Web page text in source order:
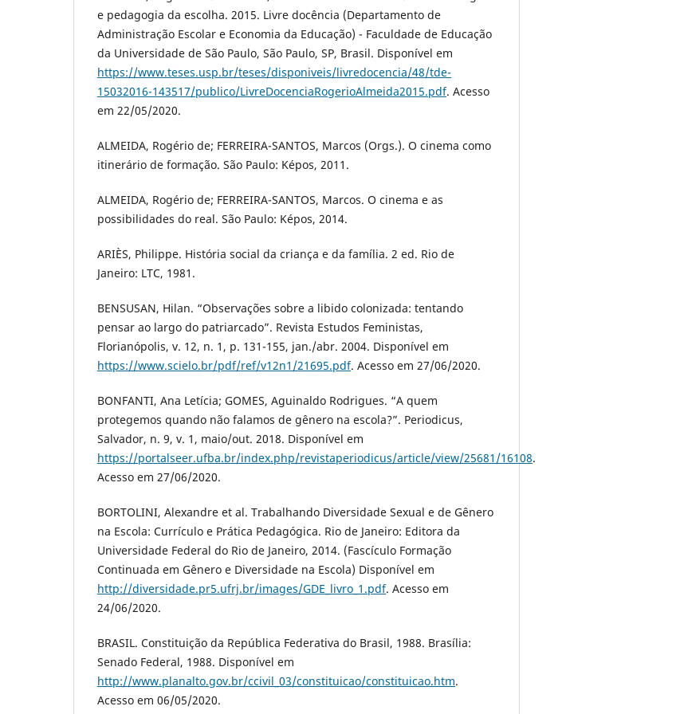
e pedagogia da escolha. 2015. Livre docência (Departamento de
Administração Escolar e Economia da Educação) - Faculdade de Educação
da Universidade de São Paulo, São Paulo, SP, Brasil. Disponível em
https://www.teses.usp.br/teses/disponiveis/livredocencia/48/tde-
15032016-143517/publico/LivreDocenciaRogerioAlmeida2015.pdf. Acesso
em 22/05/2020.
ALMEIDA, Rogério de; FERREIRA-SANTOS, Marcos (Orgs.). O cinema como
itinerário de formação. São Paulo: Képos, 2011.
ALMEIDA, Rogério de; FERREIRA-SANTOS, Marcos. O cinema e as
possibilidades do real. São Paulo: Képos, 2014.
ARIÈS, Philippe. História social da criança e da família. 2 ed. Rio de
Janeiro: LTC, 1981.
BENSUSAN, Hilan. “Observações sobre a libido colonizada: tentando
pensar ao largo do patriarcado”. Revista Estudos Feministas,
Florianópolis, v. 12, n. 1, p. 131-155, jan./abr. 2004. Disponível em
https://www.scielo.br/pdf/ref/v12n1/21695.pdf. Acesso em 27/06/2020.
BONFANTI, Ana Letícia; GOMES, Aguinaldo Rodrigues. “A quem
protegemos quando não falamos de gênero na escola?”. Periodicus,
Salvador, n. 9, v. 1, maio/out. 2018. Disponível em
https://portalseer.ufba.br/index.php/revistaperiodicus/article/view/25681/16108.
Acesso em 27/06/2020.
BORTOLINI, Alexandre et al. Trabalhando Diversidade Sexual e de Gênero
na Escola: Currículo e Prática Pedagógica. Rio de Janeiro: Editora da
Universidade Federal do Rio de Janeiro, 2014. (Fascículo Formação
Continuada em Gênero e Diversidade na Escola) Disponível em
http://diversidade.pr5.ufrj.br/images/GDE_livro_1.pdf. Acesso em
24/06/2020.
BRASIL. Constituição da República Federativa do Brasil, 1988. Brasília:
Senado Federal, 1988. Disponível em
http://www.planalto.gov.br/ccivil_03/constituicao/constituicao.htm.
Acesso em 06/05/2020.